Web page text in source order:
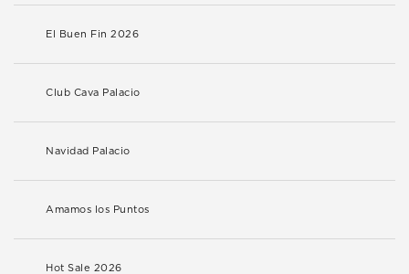
El Buen Fin 2026
Club Cava Palacio
Navidad Palacio
Amamos los Puntos
Hot Sale 2026